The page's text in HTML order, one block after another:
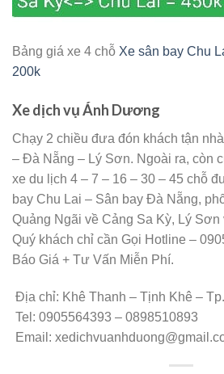
Bảng giá xe 4 chỗ Xe sân bay Chu
200k
Xe dịch vụ Ánh Dương
Chạy 2 chiều đưa đón khách tận
– Đà Nẵng – Lý Sơn. Ngoài ra, còn
xe du lịch 4 – 7 – 16 – 30 – 45 chỗ
bay Chu Lai – Sân bay Đà Nẵng,
Quảng Ngãi về Cảng Sa Kỳ, Lý
Quý khách chỉ cần Gọi Hotline –
Báo Giá + Tư Vấn Miễn Phí.
Địa chỉ: Khê Thanh – Tịnh Khê –
Tel: 0905564393 – 0898510893
Email: